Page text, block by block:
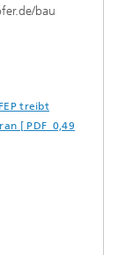
bau
treibt
[ PDF 0,49